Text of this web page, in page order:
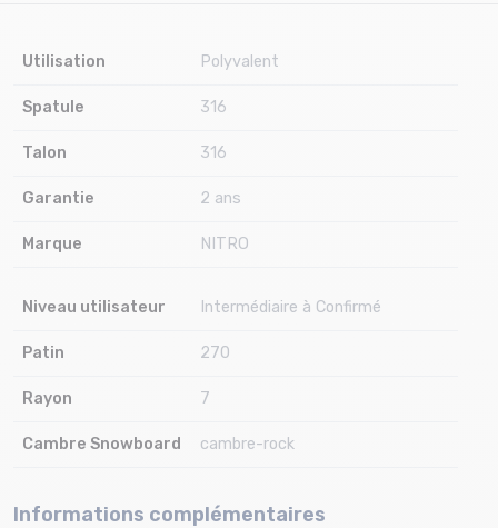
Utilisation Polyvalent
Spatule 316
Talon 316
Garantie 2 ans
Marque NITRO
Niveau utilisateur Intermédiaire à Confirmé
Patin 270
Rayon 7
Cambre Snowboard cambre-rock
Informations complémentaires